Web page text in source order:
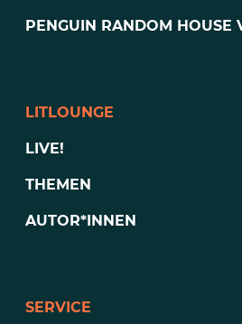
PENGUIN RANDOM HOUSE
LITLOUNGE
LIVE!
THEMEN
AUTOR*INNEN
SERVICE